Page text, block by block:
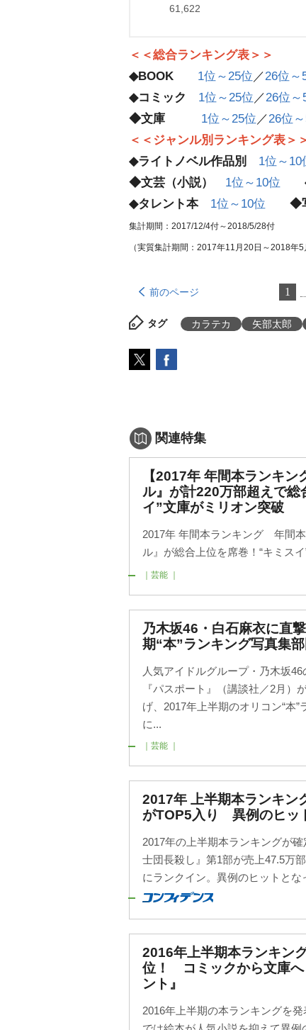
61,622
＜＜総合ランキング表＞＞
◆BOOK
1位～25位 ／26位～
◆コミック
1位～25位 ／26位～
◆文庫
1位～25位 ／26位
＜＜ジャンル別ランキング表＞
◆ライトノベル作品別
1位～10
◆文芸（小説）
1位～10位
◆タレント本
1位～10位 ◆
集計期間：2017/12/4付～2018/5/28付
（実質集計期間：2017年11月20日～2018年5
前のページ 1
タグ カラテカ 矢部太郎
関連特集
【2017年 年間本ランキン
ル』が計220万部超えで総
イ”文庫がミリオン突破
2017年 年間本ランキング 年間
ル』が総合上位を席巻！“キミス
｜芸能 ｜
乃木坂46・白石麻衣に直
期“本”ランキング写真集
人気アイドルグループ・乃木坂
『パスポート』（講談社／2月）
げ、2017年上半期のオリコン“本
に...
｜芸能 ｜
2017年 上半期本ランキン
がTOP5入り 異例のヒッ
2017年の上半期本ランキングが
士団長殺し』第1部が売上47.5万
にランクイン。異例のヒットと
2016年上半期本ランキン
位！ コミックから文庫へ
ント』
2016年上半期の本ランキングを